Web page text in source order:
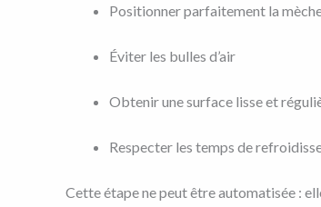
Positionner parfaitement la
Éviter les bulles d’air
Obtenir une surface lisse et
Respecter les temps de
Cette étape ne peut être automatisée :